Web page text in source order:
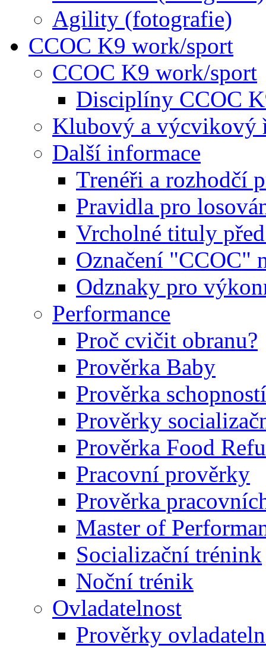
Agility (fotografie)
CCOC K9 work/sport
CCOC K9 work/sport
Disciplíny CCOC
Klubový a výcvikový
Další informace
Trenéři a rozhodčí
Pravidla pro
Vrcholné tituly
Označení "CCOC"
Odznaky pro
Performance
Proč cvičit obranu?
Prověrka Baby
Prověrka
Prověrky
Prověrka Food
Pracovní prověrky
Prověrka
Master of
Socializační trénink
Noční trénik
Ovladatelnost
Prověrky